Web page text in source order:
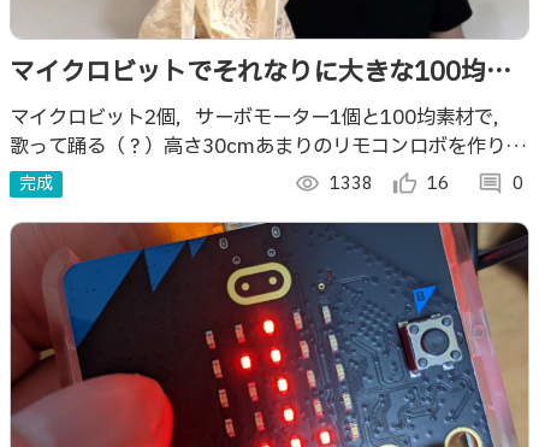
マイクロビットでそれなりに大きな100均ロ
ボ
マイクロビット2個，サーボモーター1個と100均素材で，
歌って踊る（？）高さ30cmあまりのリモコンロボを作りま
した！！
完成 visibility 1338 thumb_up_alt 16 comment 0